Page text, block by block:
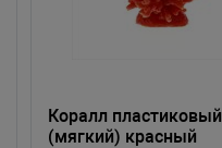
Коралл пластиковый
(мягкий) красный